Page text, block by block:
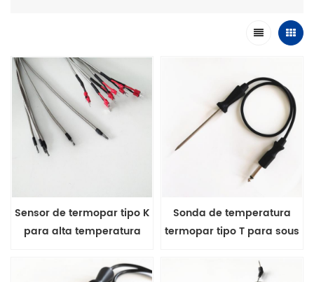
Sensor de termopar tipo K
para alta temperatura
Sonda de temperatura
termopar tipo T para sous